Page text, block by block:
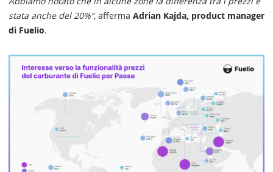
stata anche del 20%”, afferma Adrian Kajda, product manager
di Fuelio.